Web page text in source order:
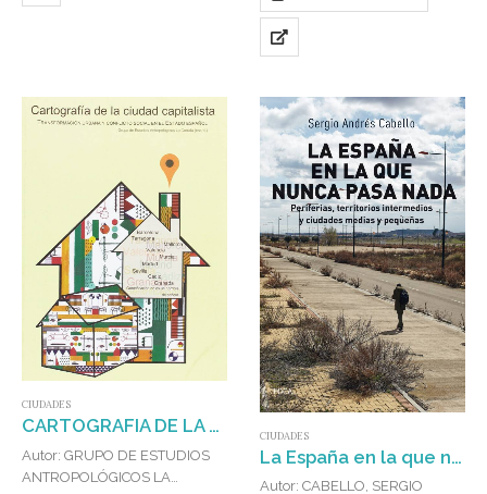
CIUDADES
CARTOGRAFIA DE LA CIUDAD CAPITALISTA : TRANSFORMACIÓN URBANA Y CONFLICTO SOCIAL EN EL ESTADO ESPAÑOL
Autor: GRUPO DE ESTUDIOS
ANTROPOLÓGICOS LA
CIUDADES
La España en la que nunca pasa nada : Periferias, territorios intermedios y ciudades medias y pequeñas
Autor: CABELLO, SERGIO